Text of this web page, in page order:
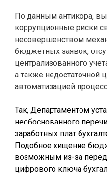
По данным антикора,
коррупционные риски
несовершенством
бюджетных заявок,
централизованного
а также недостаточной
автоматизацией
Так, Департаментом
необоснованного
заработных плат
Подобное хищение
возможным из-за
цифрового ключа